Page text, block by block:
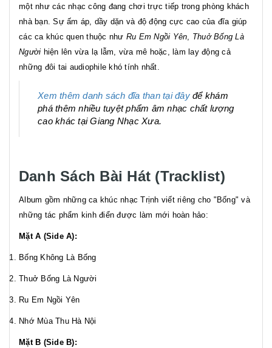
một như các nhạc công đang chơi trực tiếp trong phòng khách
nhà bạn. Sự ấm áp, dầy dặn và độ động cực cao của đĩa giúp
các ca khúc quen thuộc như Ru Em Ngồi Yên, Thuở Bống Là
Người hiện lên vừa lạ lẫm, vừa mê hoặc, làm lay động cả
những đôi tai audiophile khó tính nhất.
Xem thêm danh sách đĩa than tại đâyđể khám
phá thêm nhiều tuyệt phẩm âm nhạc chất lượng
cao khác tại Giang Nhạc Xưa.
Danh Sách Bài Hát (Tracklist)
Album gồm những ca khúc nhạc Trịnh viết riêng cho "Bống" và
những tác phẩm kinh điển được làm mới hoàn hảo:
Mặt A (Side A):
Bống Không Là Bống
Thuở Bống Là Người
Ru Em Ngồi Yên
Nhớ Mùa Thu Hà Nội
Mặt B (Side B):